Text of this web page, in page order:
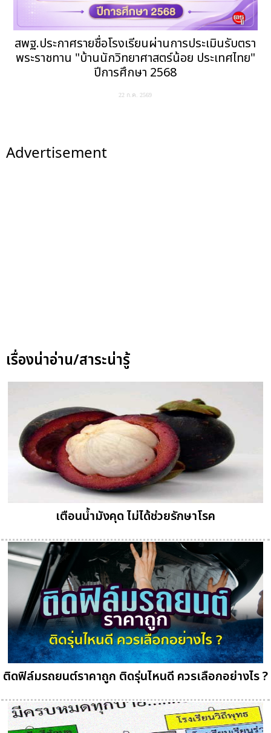
สพฐ.ประกาศรายชื่อโรงเรียนผ่านการประเมินรับตรา
พระราชทาน "บ้านนักวิทยาศาสตร์น้อย ประเทศไทย"
ปีการศึกษา 2568
22 ก.ค. 2569
Advertisement
เรื่องน่าอ่าน/สาระน่ารู้
เตือนน้ำมังคุด ไม่ได้ช่วยรักษาโรค
ติดฟิล์มรถยนต์ราคาถูก ติดรุ่นไหนดี ควรเลือกอย่างไร ?